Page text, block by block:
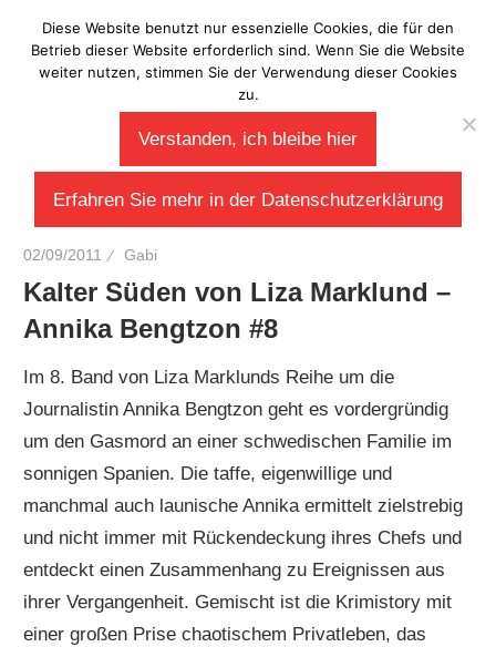
Inhalt
springen
Laberladen
02/09/2011 Gabi
Kalter Süden von Liza Marklund –
Annika Bengtzon #8
Im 8. Band von Liza Marklunds Reihe um die
Journalistin Annika Bengtzon geht es vordergründig
um den Gasmord an einer schwedischen Familie im
sonnigen Spanien. Die taffe, eigenwillige und
manchmal auch launische Annika ermittelt zielstrebig
und nicht immer mit Rückendeckung ihres Chefs und
entdeckt einen Zusammenhang zu Ereignissen aus
ihrer Vergangenheit. Gemischt ist die Krimistory mit
einer großen Prise chaotischem Privatleben, das
Diese Website benutzt nur essenzielle Cookies, die für den
Betrieb dieser Website erforderlich sind. Wenn Sie die Website
weiter nutzen, stimmen Sie der Verwendung dieser Cookies
zu.
Verstanden, ich bleibe hier
Erfahren Sie mehr in der Datenschutzerklärung